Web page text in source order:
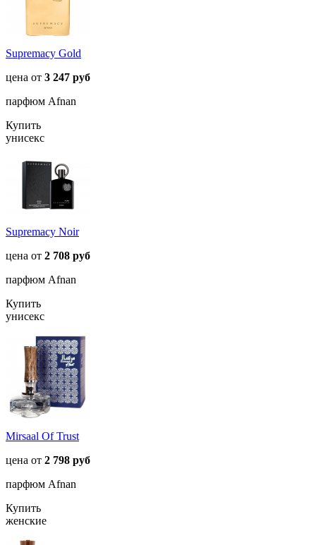
Supremacy Gold
цена от 3 247 руб
парфюм Afnan
Купить
унисекс
Supremacy Noir
цена от 2 708 руб
парфюм Afnan
Купить
унисекс
Mirsaal Of Trust
цена от 2 798 руб
парфюм Afnan
Купить
женские